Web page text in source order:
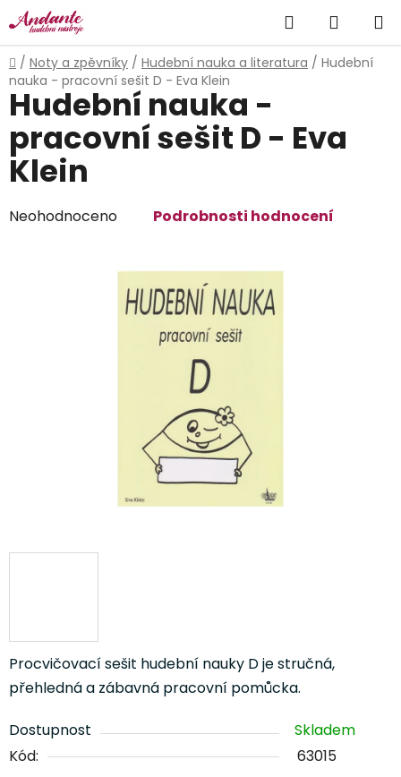
Přejít
na
obsah
Hledat
KOŠÍK
Domů
/ Noty a zpěvníky / Hudební nauka a literatura / Hudební
nauka - pracovní sešit D - Eva Klein
Procvičovací sešit hudební nauky D je stručná,
přehledná a zábavná pracovní pomůcka.
Dostupnost
Skladem
Kód:
63015
Hudební nauka -
pracovní sešit D - Eva
Klein
Průměrné
Neohodnoceno Podrobnosti hodnocení